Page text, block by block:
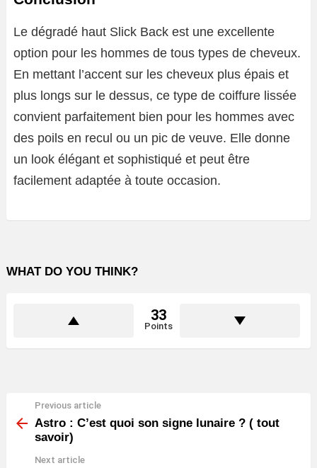
Le dégradé haut Slick Back est une excellente
option pour les hommes de tous types de cheveux.
En mettant l’accent sur les cheveux plus épais et
plus longs sur le dessus, ce type de coiffure lissée
convient parfaitement bien pour les hommes avec
des poils en recul ou un pic de veuve. Elle donne
un look élégant et sophistiqué et peut être
facilement adaptée à toute occasion.
WHAT DO YOU THINK?
33
Points
more
Previous article
Astro : C’est quoi son signe lunaire ? ( tout
savoir)
Next article